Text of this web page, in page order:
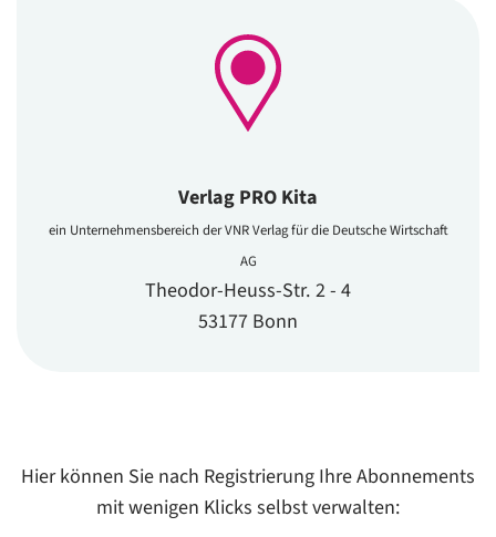
Verlag PRO Kita
ein Unternehmensbereich der VNR Verlag für die Deutsche Wirtschaft
AG
Theodor-Heuss-Str. 2 - 4
53177 Bonn
Hier können Sie nach Registrierung Ihre Abonnements
mit wenigen Klicks selbst verwalten: